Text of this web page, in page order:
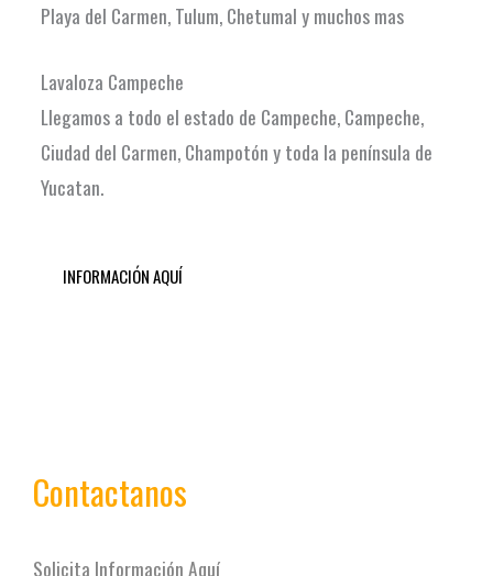
Playa del Carmen, Tulum, Chetumal y muchos mas
Lavaloza Campeche
Llegamos a todo el estado de Campeche, Campeche,
Ciudad del Carmen, Champotón y toda la península de
Yucatan.
INFORMACIÓN AQUÍ
Contactanos
Solicita Información Aquí